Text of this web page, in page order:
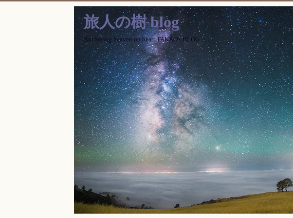
旅人の樹 blog
Anchoring heaven on heart TAKAO's BLOG